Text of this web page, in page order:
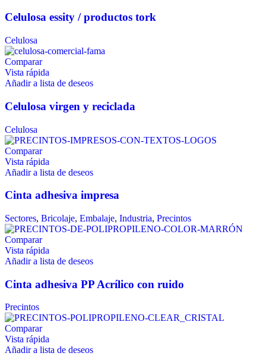
Celulosa essity / productos tork
Celulosa
Comparar
Vista rápida
Añadir a lista de deseos
Celulosa virgen y reciclada
Celulosa
Comparar
Vista rápida
Añadir a lista de deseos
Cinta adhesiva impresa
Sectores, Bricolaje, Embalaje, Industria, Precintos
Comparar
Vista rápida
Añadir a lista de deseos
Cinta adhesiva PP Acrílico con ruido
Precintos
Comparar
Vista rápida
Añadir a lista de deseos